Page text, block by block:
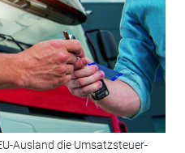
Ausland die Umsatzsteuer-